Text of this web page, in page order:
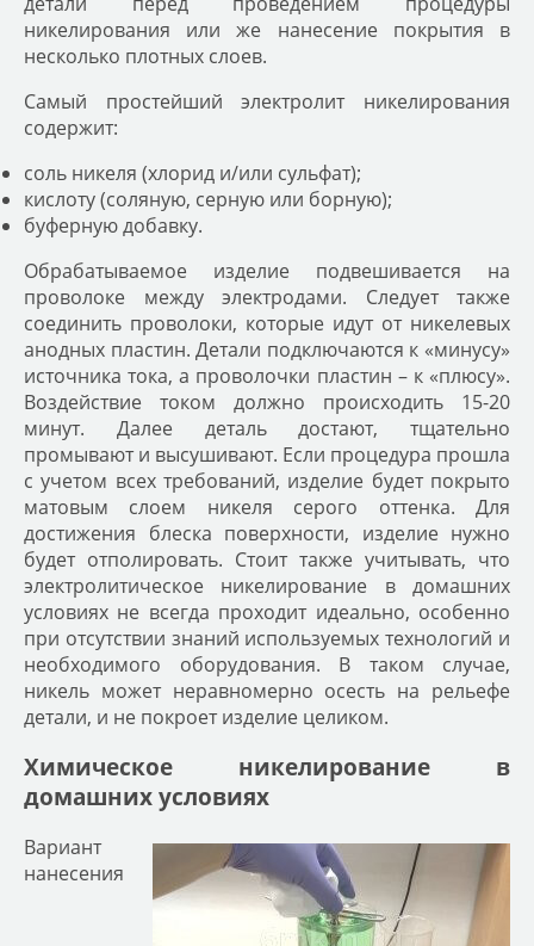
никелирования или же нанесение покрытия в
несколько плотных слоев.
Самый простейший электролит никелирования
содержит:
соль никеля (хлорид и/или сульфат);
кислоту (соляную, серную или борную);
буферную добавку.
Обрабатываемое изделие подвешивается на
проволоке между электродами. Следует также
соединить проволоки, которые идут от никелевых
анодных пластин. Детали подключаются к «минусу»
источника тока, а проволочки пластин – к «плюсу».
Воздействие током должно происходить 15-20
минут. Далее деталь достают, тщательно
промывают и высушивают. Если процедура прошла
с учетом всех требований, изделие будет покрыто
матовым слоем никеля серого оттенка. Для
достижения блеска поверхности, изделие нужно
будет отполировать. Стоит также учитывать, что
электролитическое никелирование в домашних
условиях не всегда проходит идеально, особенно
при отсутствии знаний используемых технологий и
необходимого оборудования. В таком случае,
никель может неравномерно осесть на рельефе
детали, и не покроет изделие целиком.
Химическое никелирование в
домашних условиях
Вариант
нанесения